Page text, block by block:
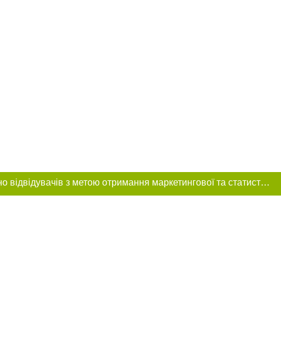
Цей сайт використовує «cookies». Також веб-сайт використовує інтернет-сервіс для збору технічних даних стосовно відвідувачів з метою отримання маркетингової та статистичної інформації. Умови обробки даних відвідувачів сайту див.